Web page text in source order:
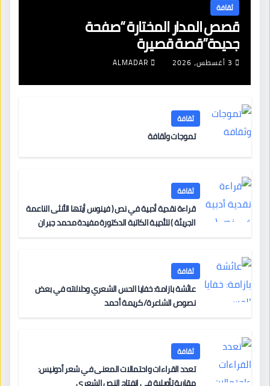
ثقافة
قصص المدار المختارة “صفحة
جديدة”قصة قصيرة
3 أغسطس، 2026 ALMADAR
ثقافة
تموجات وثقافة
ثقافة
قراءة نقدية أدبية في نص ( فينوس أيتها الأنثى الناعمة
الجريئة ) للأديبة الكاتبة الدكتورة مفيدة محمد جبران
ثقافة
عائشة بازامة: خفايا الحس الشعري ودلالاته في بعض
نصوص الشاعرة/ كريمة أحمد
ثقافة
تعدد القراءات واحتمالات المعنى في شعر أدونيس:
مقاربة تأويلية في انفتاح النص الشعري